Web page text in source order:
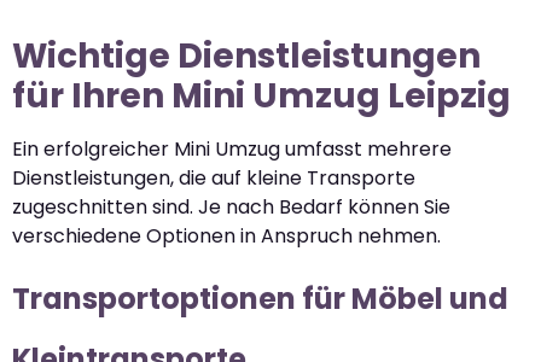
Wichtige Dienstleistungen
für Ihren Mini Umzug Leipzig
Ein erfolgreicher Mini Umzug umfasst mehrere
Dienstleistungen, die auf kleine Transporte
zugeschnitten sind. Je nach Bedarf können Sie
verschiedene Optionen in Anspruch nehmen.
Transportoptionen für Möbel und